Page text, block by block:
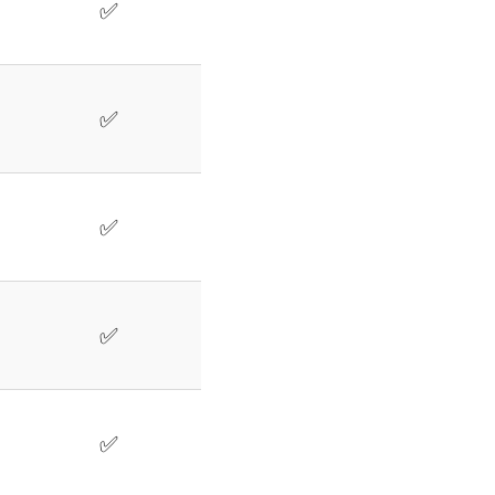
✅
✅
✅
✅
✅